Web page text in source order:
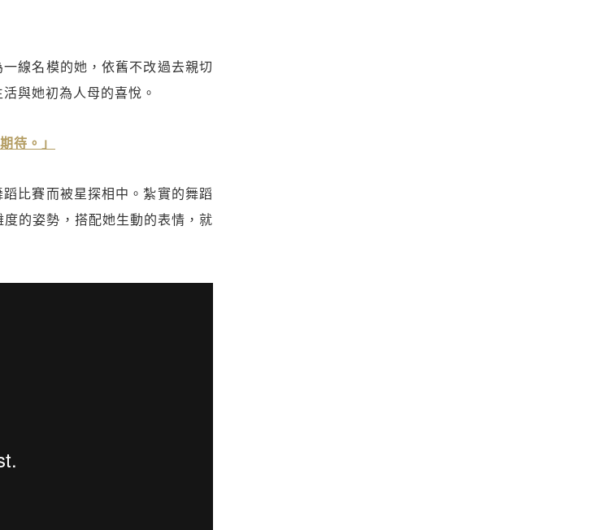
線名模的她，依舊不改過去親切
與她初為人母的喜悅。
待。」
比賽而被星探相中。紮實的舞蹈
的姿勢，搭配她生動的表情，就